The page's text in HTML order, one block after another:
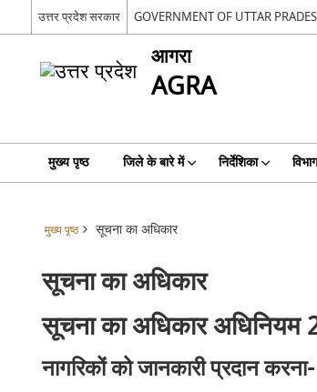
उत्तर प्रदेश सरकार GOVERNMENT OF UTTAR
आगरा
AGRA
मुख्य पृष्ठ जिले के बारे में निर्देशिका विभाग
मुख्य पृष्ठ सूचना का अधिकार
सूचना का अधिकार
सूचना का अधिकार अधिनियम
नागरिकों को जानकारी प्रदान करना-